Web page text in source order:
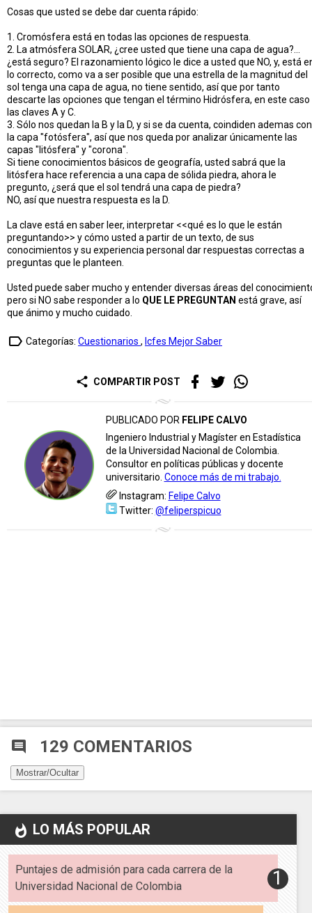
Cosas que usted se debe dar cuenta rápido:
1. Cromósfera está en todas las opciones de respuesta.
2. La atmósfera SOLAR, ¿cree usted que tiene una capa de agua?...
¿está seguro? El razonamiento lógico le dice a usted que NO, y, está
lo correcto, como va a ser posible que una estrella de la magnitud del
sol tenga una capa de agua, no tiene sentido, así que por tanto
descarte las opciones que tengan el término Hidrósfera, en este caso
las claves A y C.
3. Sólo nos quedan la B y la D, y si se da cuenta, coindiden ademas con
la capa "fotósfera", así que nos queda por analizar únicamente las
capas "litósfera" y "corona".
Si tiene conocimientos básicos de geografía, usted sabrá que la
litósfera hace referencia a una capa de sólida piedra, ahora le
pregunto, ¿será que el sol tendrá una capa de piedra?
NO, así que nuestra respuesta es la D.
La clave está en saber leer, interpretar <<qué es lo que le están
preguntando>> y cómo usted a partir de un texto, de sus
conocimientos y su experiencia personal dar respuestas correctas a
preguntas que le planteen.
Usted puede saber mucho y entender diversas áreas del
pero si NO sabe responder a lo QUE LE PREGUNTAN está grave, así
que ánimo y mucho cuidado.
label_outline Categorías: Cuestionarios , Icfes Mejor Saber
share COMPARTIR POST
PUBLICADO POR FELIPE CALVO
Ingeniero Industrial y Magíster en Estadística
de la Universidad Nacional de Colombia.
Consultor en políticas públicas y docente
universitario. Conoce más de mi trabajo.
Instagram: Felipe Calvo
Twitter: @feliperspicuo
comment 129 COMENTARIOS
Mostrar/Ocultar
whatshot LO MÁS POPULAR
Puntajes de admisión para cada carrera de la
Universidad Nacional de Colombia